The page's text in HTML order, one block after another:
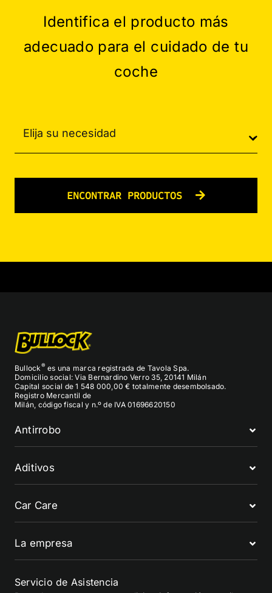
Identifica el producto más
adecuado para el cuidado de tu
coche
ENCONTRAR PRODUCTOS
Bullock®es una marca registrada de Tavola Spa.
Domicilio social: Via Bernardino Verro 35, 20141 Milán
Capital social de 1 548 000,00 € totalmente desembolsado.
Registro Mercantil de
Milán, código fiscal y n.º de IVA 01696620150
Antirrobo
Aditivos
Car Care
La empresa
Servicio de Asistencia